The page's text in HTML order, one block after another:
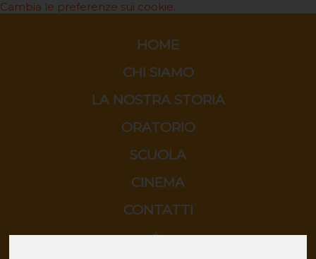
Cambia le preferenze sui cookie.
HOME
CHI SIAMO
LA NOSTRA STORIA
ORATORIO
SCUOLA
CINEMA
CONTATTI